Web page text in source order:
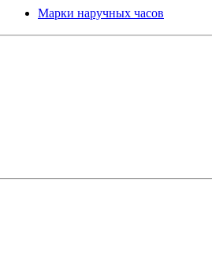
Марки наручных часов